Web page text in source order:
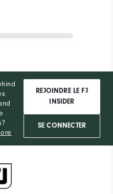
REJOINDRE LE FJ
INSIDER
SE CONNECTER